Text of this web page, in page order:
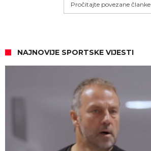
Pročitajte povezane članke
NAJNOVIJE SPORTSKE VIJESTI